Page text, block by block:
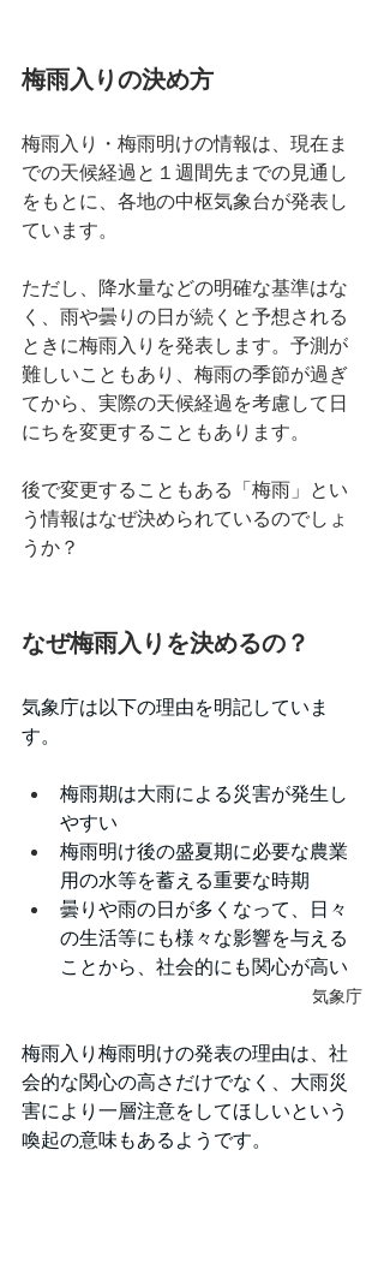
梅雨入りの決め方
梅雨入り・梅雨明けの情報は、現在ま
での天候経過と１週間先までの見通し
をもとに、各地の中枢気象台が発表し
ています。
ただし、降水量などの明確な基準はな
く、雨や曇りの日が続くと予想される
ときに梅雨入りを発表します。予測が
難しいこともあり、梅雨の季節が過ぎ
てから、実際の天候経過を考慮して日
にちを変更することもあります。
後で変更することもある「梅雨」とい
う情報はなぜ決められているのでしょ
うか？
なぜ梅雨入りを決めるの？
気象庁は以下の理由を明記していま
す。
梅雨期は大雨による災害が発生し
やすい
梅雨明け後の盛夏期に必要な農業
用の水等を蓄える重要な時期
曇りや雨の日が多くなって、日々
の生活等にも様々な影響を与える
ことから、社会的にも関心が高い
気象庁
梅雨入り梅雨明けの発表の理由は、社
会的な関心の高さだけでなく、大雨災
害により一層注意をしてほしいという
喚起の意味もあるようです。